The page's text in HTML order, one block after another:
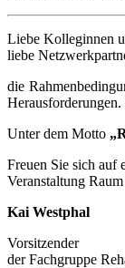
Liebe Kolleginnen
liebe
die
Unter dem Motto
Freuen Sie sich auf
Veranstaltung
Kai Westphal
Vorsitzender
der Fachgruppe